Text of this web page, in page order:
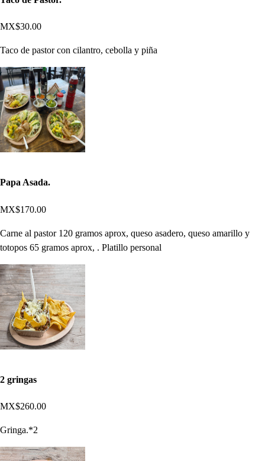
MX$30.00
Taco de pastor con cilantro, cebolla y piña
Papa Asada.
MX$170.00
Carne al pastor 120 gramos aprox, queso asadero, queso amarillo y
totopos 65 gramos aprox, . Platillo personal
2 gringas
MX$260.00
Gringa.*2